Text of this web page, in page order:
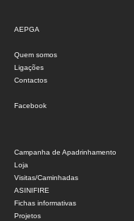
AEPGA
Quem somos
Ligações
Contactos
Facebook
Campanha de Apadrinhamento
Loja
Visitas/Caminhadas
ASINIFIRE
Fichas informativas
Projetos